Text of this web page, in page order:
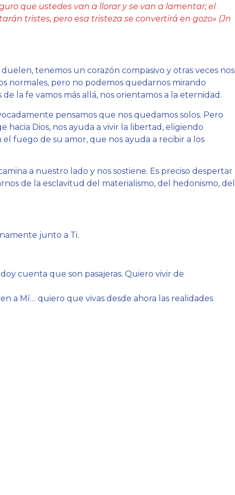
que ustedes van a llorar y se van a lamentar; el
tristes, pero esa tristeza se convertirá en gozo» (Jn
tenemos un corazón compasivo y otras veces nos
normales, pero no podemos quedarnos mirando
la fe vamos más allá, nos orientamos a la eternidad.
pensamos que nos quedamos solos. Pero
hacia Dios, nos ayuda a vivir la libertad, eligiendo
fuego de su amor, que nos ayuda a recibir a los
a nuestro lado y nos sostiene. Es preciso despertar
de la esclavitud del materialismo, del hedonismo, del
junto a Ti.
cuenta que son pasajeras. Quiero vivir de
a Mí… quiero que vivas desde ahora las realidades